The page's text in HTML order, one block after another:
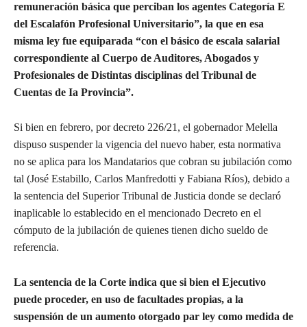
remuneración básica que perciban los agentes Categoría E
del Escalafón Profesional Universitario”, la que en esa
misma ley fue equiparada “con el básico de escala salarial
correspondiente al Cuerpo de Auditores, Abogados y
Profesionales de Distintas disciplinas del Tribunal de
Cuentas de Ia Provincia”.
Si bien en febrero, por decreto 226/21, el gobernador Melella
dispuso suspender la vigencia del nuevo haber, esta normativa
no se aplica para los Mandatarios que cobran su jubilación como
tal (José Estabillo, Carlos Manfredotti y Fabiana Ríos), debido a
la sentencia del Superior Tribunal de Justicia donde se declaró
inaplicable lo establecido en el mencionado Decreto en el
cómputo de la jubilación de quienes tienen dicho sueldo de
referencia.
La sentencia de la Corte indica que si bien el Ejecutivo
puede proceder, en uso de facultades propias, a la
suspensión de un aumento otorgado par ley como medida de